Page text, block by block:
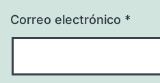
Correo electrónico *